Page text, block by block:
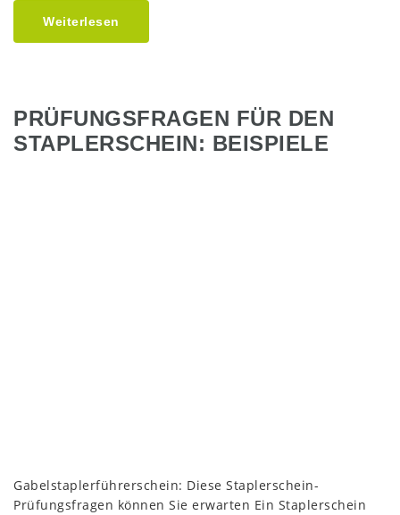
Weiterlesen
PRÜFUNGSFRAGEN FÜR DEN
STAPLERSCHEIN: BEISPIELE
Gabelstaplerführerschein: Diese Staplerschein-
Prüfungsfragen können Sie erwarten Ein Staplerschein